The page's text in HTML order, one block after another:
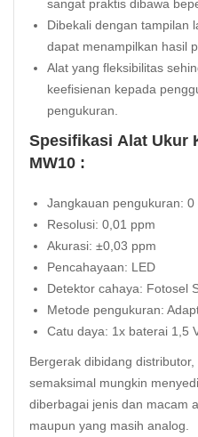
sangat praktis dibawa
Dibekali dengan tampilan
dapat menampilkan hasil
Alat yang fleksibilitas
keefisienan kepada
pengukuran.
Spesifikasi Alat Ukur
MW10 :
Jangkauan pengukuran: 0
Resolusi: 0,01 ppm
Akurasi: ±0,03 ppm
Pencahayaan: LED
Detektor cahaya: Fotosel
Metode pengukuran:
Catu daya: 1x baterai 1,5
Bergerak dibidang
semaksimal mungkin
diberbagai jenis dan macam
maupun yang masih analog.